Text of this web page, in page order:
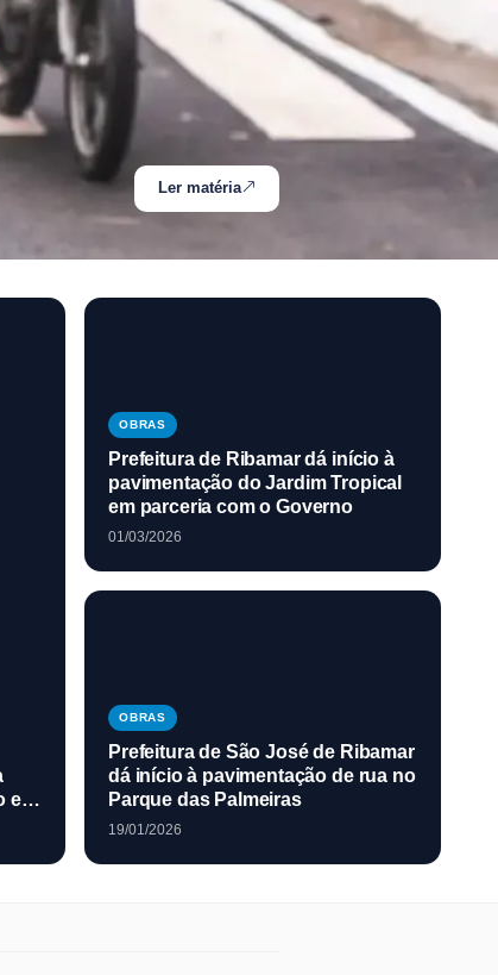
Ler matéria
em
OBRAS
Prefeitura de Ribamar dá início à
pavimentação do Jardim Tropical
em parceria com o Governo
01/03/2026
OBRAS
Prefeitura de São José de Ribamar
dá início à pavimentação de rua no
Parque das Palmeiras
19/01/2026